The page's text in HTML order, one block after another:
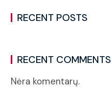
RECENT POSTS
RECENT COMMENTS
Nėra komentarų.